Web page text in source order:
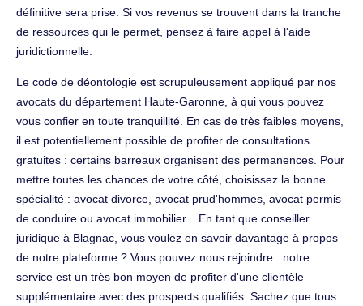
définitive sera prise. Si vos revenus se trouvent dans la tranche
de ressources qui le permet, pensez à faire appel à l'aide
juridictionnelle.
Le code de déontologie est scrupuleusement appliqué par nos
avocats du département Haute-Garonne, à qui vous pouvez
vous confier en toute tranquillité. En cas de très faibles moyens,
il est potentiellement possible de profiter de consultations
gratuites : certains barreaux organisent des permanences. Pour
mettre toutes les chances de votre côté, choisissez la bonne
spécialité : avocat divorce, avocat prud'hommes, avocat permis
de conduire ou avocat immobilier... En tant que conseiller
juridique à Blagnac, vous voulez en savoir davantage à propos
de notre plateforme ? Vous pouvez nous rejoindre : notre
service est un très bon moyen de profiter d'une clientèle
supplémentaire avec des prospects qualifiés. Sachez que tous